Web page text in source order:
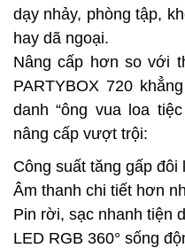
dạy nhảy, phòng tập,
hay dã ngoại.
Nâng cấp hơn so với
PARTYBOX 720
danh “ông vua loa
nâng cấp vượt trội:
Công suất tăng gấp đôi
Âm thanh chi tiết hơn
Pin rời, sạc nhanh tiện
LED RGB 360° sống